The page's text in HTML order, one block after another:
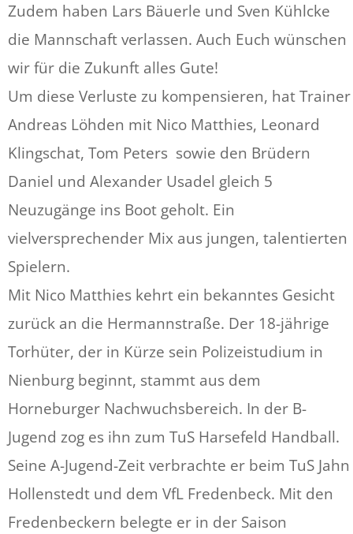
Zudem haben Lars Bäuerle und Sven Kühlcke
die Mannschaft verlassen. Auch Euch wünschen
wir für die Zukunft alles Gute!
Um diese Verluste zu kompensieren, hat Trainer
Andreas Löhden mit Nico Matthies, Leonard
Klingschat, Tom Peters sowie den Brüdern
Daniel und Alexander Usadel gleich 5
Neuzugänge ins Boot geholt. Ein
vielversprechender Mix aus jungen, talentierten
Spielern.
Mit Nico Matthies kehrt ein bekanntes Gesicht
zurück an die Hermannstraße. Der 18-jährige
Torhüter, der in Kürze sein Polizeistudium in
Nienburg beginnt, stammt aus dem
Horneburger Nachwuchsbereich. In der B-
Jugend zog es ihn zum TuS Harsefeld Handball.
Seine A-Jugend-Zeit verbrachte er beim TuS Jahn
Hollenstedt und dem VfL Fredenbeck. Mit den
Fredenbeckern belegte er in der Saison